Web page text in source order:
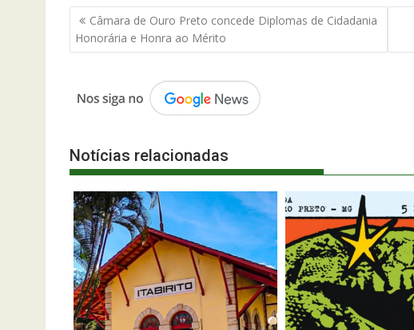
Navegação
de
Post
Câmara de Ouro Preto concede Diplomas de Cidadania
Honorária e Honra ao Mérito
Notícias relacionadas